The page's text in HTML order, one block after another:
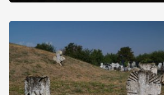
19 ст. зробила маленький фурор
Мармуровий бик та […]